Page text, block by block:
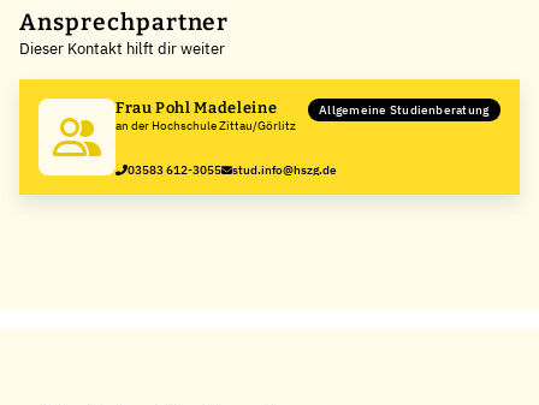
+
−
Ansprechpartner
Dieser Kontakt hilft dir weiter
Frau Pohl Madeleine
an der Hochschule Zittau/Görlitz
Allgemeine Studienberatung
03583 612-3055 stud.info@hszg.de